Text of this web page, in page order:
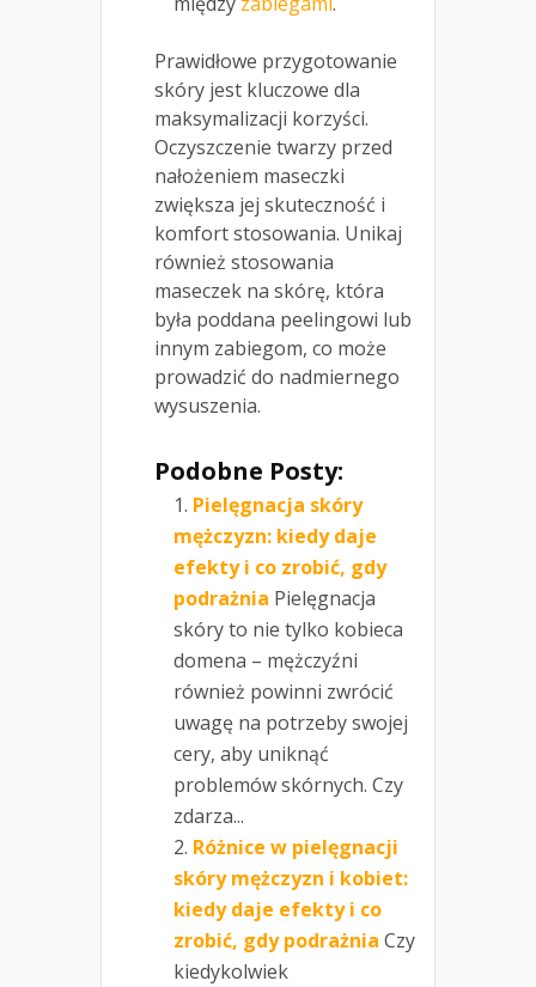
Prawidłowe przygotowanie
skóry jest kluczowe dla
maksymalizacji korzyści.
Oczyszczenie twarzy przed
nałożeniem maseczki
zwiększa jej skuteczność i
komfort stosowania. Unikaj
również stosowania
maseczek na skórę, która
była poddana peelingowi lub
innym zabiegom, co może
prowadzić do nadmiernego
wysuszenia.
Podobne Posty:
Pielęgnacja skóry
mężczyzn: kiedy daje
efekty i co zrobić, gdy
podrażnia Pielęgnacja
skóry to nie tylko kobieca
domena – mężczyźni
również powinni zwrócić
uwagę na potrzeby swojej
cery, aby uniknąć
problemów skórnych. Czy
zdarza...
Różnice w pielęgnacji
skóry mężczyzn i kobiet:
kiedy daje efekty i co
zrobić, gdy podrażnia Czy
kiedykolwiek